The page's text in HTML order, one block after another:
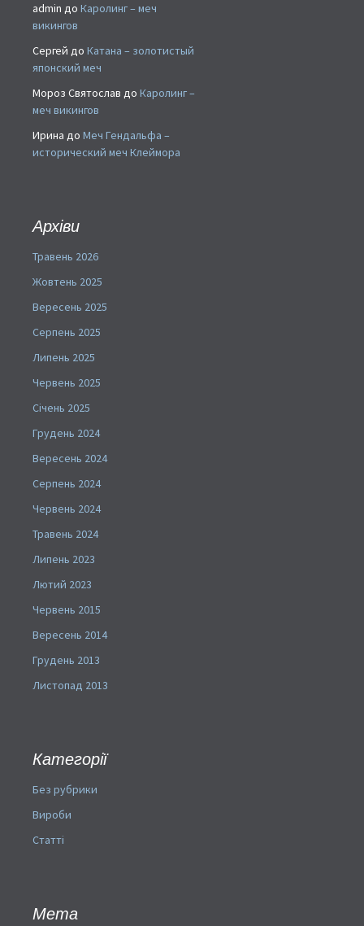
admin до Каролинг – меч
викингов
Сергей до Катана – золотистый
японский меч
Мороз Святослав до Каролинг –
меч викингов
Ирина до Меч Гендальфа –
исторический меч Клеймора
Архіви
Травень 2026
Жовтень 2025
Вересень 2025
Серпень 2025
Липень 2025
Червень 2025
Січень 2025
Грудень 2024
Вересень 2024
Серпень 2024
Червень 2024
Травень 2024
Липень 2023
Лютий 2023
Червень 2015
Вересень 2014
Грудень 2013
Листопад 2013
Категорії
Без рубрики
Вироби
Статті
Мета